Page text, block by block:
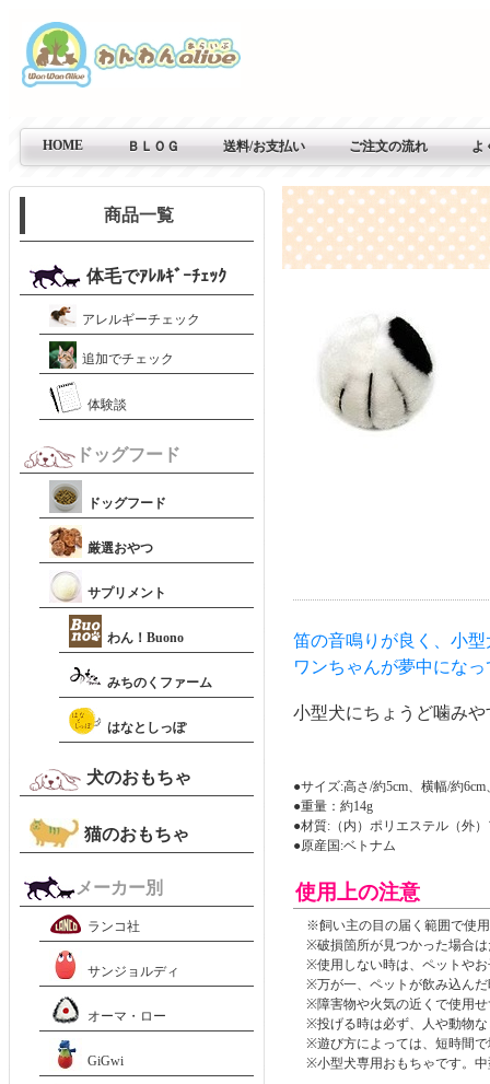
HOME ＢＬＯＧ 送料/お支払い ご注文の流れ よ
笛の音鳴りが良く、小
ワンちゃんが夢中にな
小型犬にちょうど噛み
●サイズ:高さ/約5cm、横幅/約6cm
●重量：約14g
●材質:（内）ポリエステル（外
●原産国:ベトナム
使用上の注意
※飼い主の目の届く範囲で使用
※破損箇所が見つかった場合は
※使用しない時は、ペットやお
※万が一、ペットが飲み込んだ
※障害物や火気の近くで使用せ
※投げる時は必ず、人や動物な
※遊び方によっては、短時間で
※小型犬専用おもちゃです。中
商品一覧
体毛でｱﾚﾙｷﾞｰﾁｪｯｸ
アレルギーチェック
追加でチェック
体験談
ドッグフード
ドッグフード
厳選おやつ
サプリメント
わん！Buono
みちのくファーム
はなとしっぽ
犬のおもちゃ
猫のおもちゃ
メーカー別
ランコ社
サンジョルディ
オーマ・ロー
GiGwi